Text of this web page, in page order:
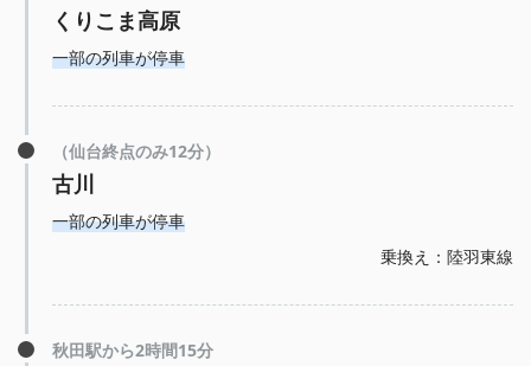
くりこま高原
一部の列車が停車
（仙台終点のみ12分）
古川
一部の列車が停車
乗換え：陸羽東線
秋田駅から2時間15分